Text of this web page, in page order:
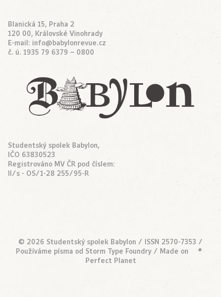
Blanická 15, Praha 2
120 00, Královské Vinohrady
E-mail: info@babylonrevue.cz
č. ú. 1935 79 6379 – 0800
Studentský spolek Babylon,
IČO 63830523
Registrováno MV ČR pod číslem:
II/s - OS/1-28 255/95-R
© 2026 Studentský spolek Babylon / ISSN 2570-7353 /
Používáme písma od Storm Type Foundry / Made on
Perfect Planet